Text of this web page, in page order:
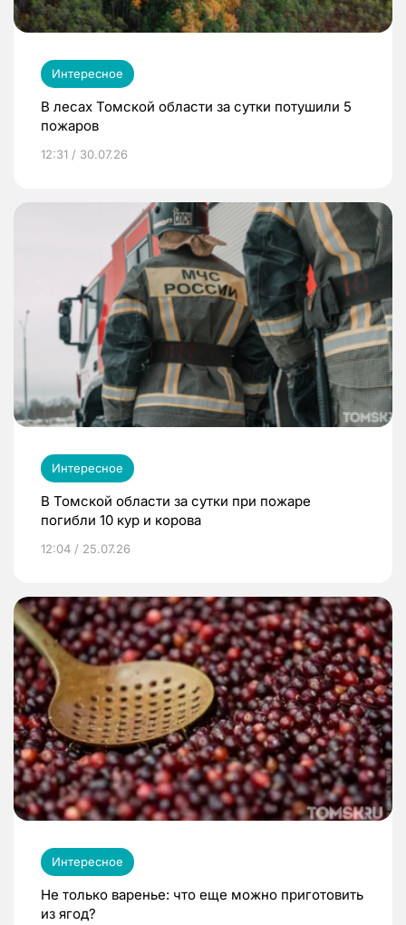
Интересное
В лесах Томской области за сутки потушили 5
пожаров
12:31 / 30.07.26
Интересное
В Томской области за сутки при пожаре
погибли 10 кур и корова
12:04 / 25.07.26
Интересное
Не только варенье: что еще можно приготовить
из ягод?